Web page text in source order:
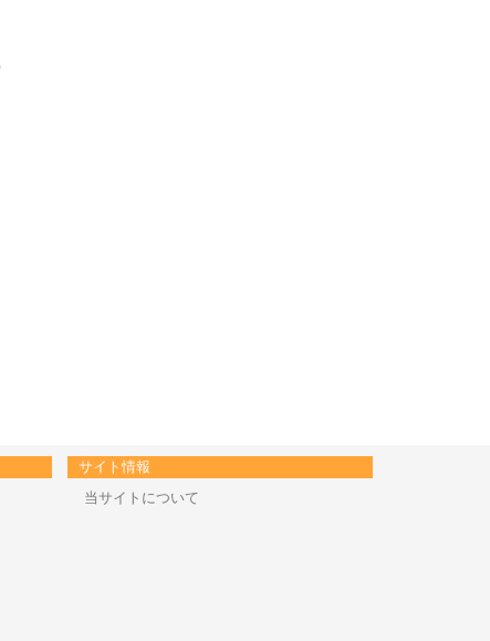
サイト情報
当サイトについて